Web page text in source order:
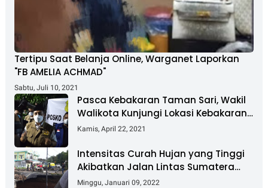
Tertipu Saat Belanja Online, Warganet Laporkan
"FB AMELIA ACHMAD"
Sabtu, Juli 10, 2021
Pasca Kebakaran Taman Sari, Wakil
Walikota Kunjungi Lokasi Kebakaran
Dan Salurkan Bantuan
Kamis, April 22, 2021
Intensitas Curah Hujan yang Tinggi
Akibatkan Jalan Lintas Sumatera
Nyaris Putus
Minggu, Januari 09, 2022